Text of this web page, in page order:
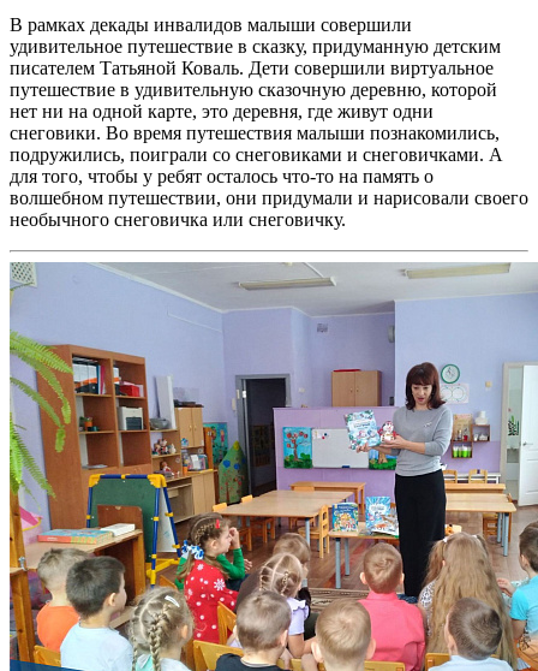
В рамках декады инвалидов малыши совершили
удивительное путешествие в сказку, придуманную детским
писателем Татьяной Коваль. Дети совершили виртуальное
путешествие в удивительную сказочную деревню, которой
нет ни на одной карте, это деревня, где живут одни
снеговики. Во время путешествия малыши познакомились,
подружились, поиграли со снеговиками и снеговичками. А
для того, чтобы у ребят осталось что-то на память о
волшебном путешествии, они придумали и нарисовали своего
необычного снеговичка или снеговичку.